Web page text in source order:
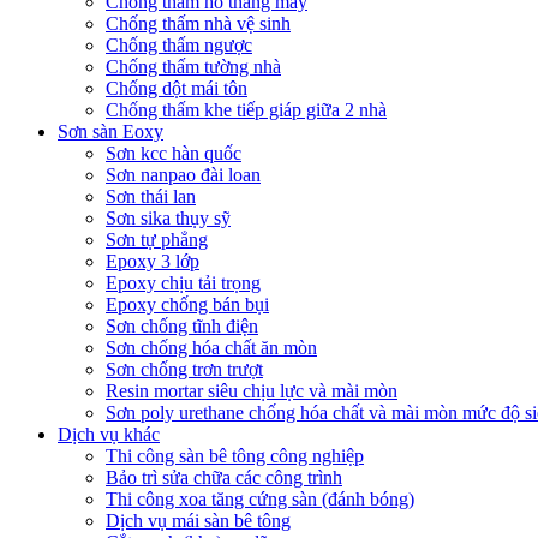
Chống thấm nhà vệ sinh
Chống thấm ngược
Chống thấm tường nhà
Chống dột mái tôn
Chống thấm khe tiếp giáp giữa 2 nhà
Sơn sàn Eoxy
Sơn kcc hàn quốc
Sơn nanpao đài loan
Sơn thái lan
Sơn sika thụy sỹ
Sơn tự phẳng
Epoxy 3 lớp
Epoxy chịu tải trọng
Epoxy chống bán bụi
Sơn chống tĩnh điện
Sơn chống hóa chất ăn mòn
Sơn chống trơn trượt
Resin mortar siêu chịu lực và mài mòn
Sơn poly urethane chống hóa chất và mài mòn mức độ
Dịch vụ khác
Thi công sàn bê tông công nghiệp
Bảo trì sửa chữa các công trình
Thi công xoa tăng cứng sàn (đánh bóng)
Dịch vụ mái sàn bê tông